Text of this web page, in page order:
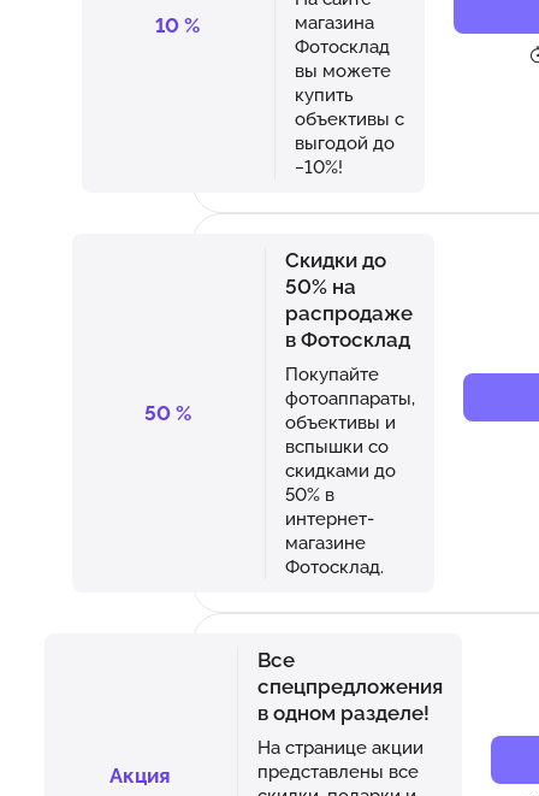
10 %
магазина
Фотосклад
вы можете
купить
объективы с
выгодой до
−10%!
50 %
Скидки до
50% на
распродаже
в Фотосклад
Покупайте
фотоаппараты,
объективы и
вспышки со
скидками до
50% в
интернет-
магазине
Фотосклад.
Акция
Все
спецпредложения
в одном разделе!
На странице акции
представлены все